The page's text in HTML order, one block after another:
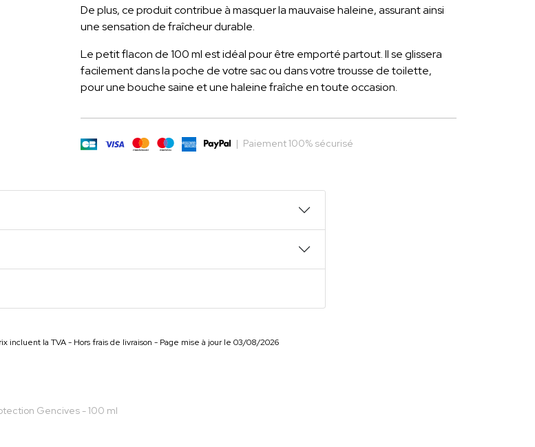
De plus, ce produit contribue à masquer la mauvaise haleine, assurant ainsi
une sensation de fraîcheur durable.
Le petit flacon de 100 ml est idéal pour être emporté partout. Il se glissera
facilement dans la poche de votre sac ou dans votre trousse de toilette,
pour une bouche saine et une haleine fraîche en toute occasion.
| Paiement 100% sécurisé
incluent la TVA - Hors frais de livraison - Page mise à jour le 03/08/2026
Gencives - 100 ml